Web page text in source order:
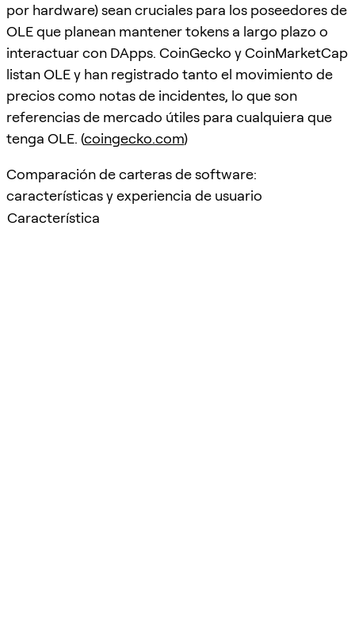
por hardware) sean cruciales para los poseedores de
OLE que planean mantener tokens a largo plazo o
interactuar con DApps. CoinGecko y CoinMarketCap
listan OLE y han registrado tanto el movimiento de
precios como notas de incidentes, lo que son
referencias de mercado útiles para cualquiera que
tenga OLE. (coingecko.com)
Comparación de carteras de software:
características y experiencia de usuario
Característica